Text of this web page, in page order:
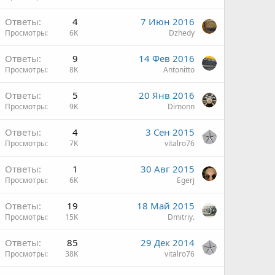
Ответы 4
Просмотры 6K
7 Июн 2016
Dzhedy
Ответы 9
Просмотры 8K
14 Фев 2016
Antonitto
Ответы 5
Просмотры 9K
20 Янв 2016
Dimonn
Ответы 4
Просмотры 7K
3 Сен 2015
vitalro76
Ответы 1
Просмотры 6K
30 Авг 2015
Egerj
Ответы 19
Просмотры 15K
18 Май 2015
Dmitriy.
Ответы 85
Просмотры 38K
29 Дек 2014
vitalro76